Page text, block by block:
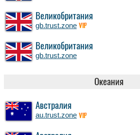
Великобритания
gb.trust.zone VIP
Великобритания
gb.trust.zone
Океания
Австралия
au.trust.zone VIP